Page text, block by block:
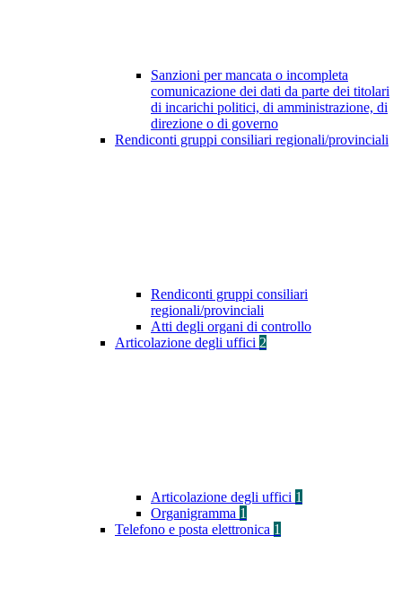
Sanzioni per mancata o incompleta
comunicazione dei dati da parte dei titolari
di incarichi politici, di amministrazione, di
direzione o di governo
Rendiconti gruppi consiliari regionali/provinciali
Rendiconti gruppi consiliari
regionali/provinciali
Atti degli organi di controllo
Articolazione degli uffici 2
Articolazione degli uffici 1
Organigramma 1
Telefono e posta elettronica 1